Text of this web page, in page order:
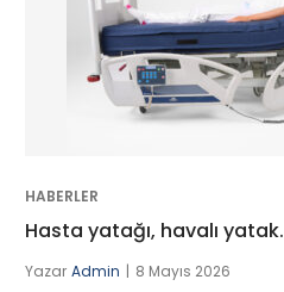
HABERLER
Hasta yatağı, havalı yatak.
Yazar Admin 8 Mayıs 2026